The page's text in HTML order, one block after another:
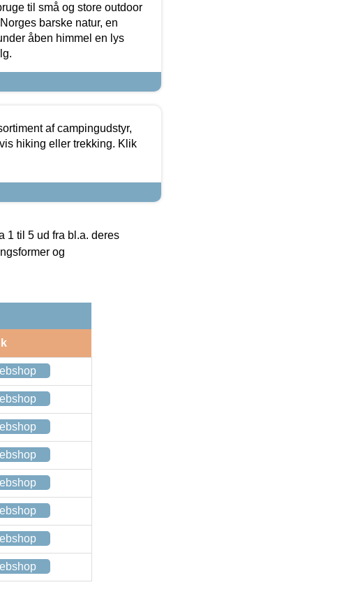
til små og store outdoor
barske natur, en
åben himmel en lys
af campingudstyr,
hiking eller trekking. Klik
1 til 5 ud fra bl.a. deres
og